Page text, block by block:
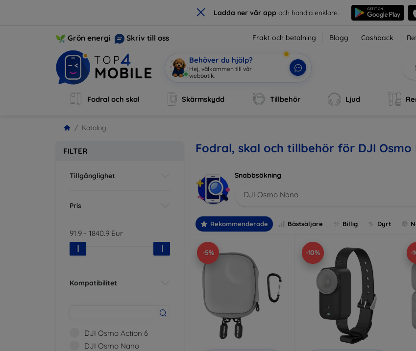
× Ladda ner vår app och handla enklare.
Grön energi Skriv till oss Frakt och betalning Blogg Cashback
Behöver du hjälp?
Jag är M|
Fodral och skal Skärmskydd Tillbehör Ljud
Katalog
FILTER
Tillgänglighet
Pris
91.9 - 1840.9 Eur
Kompatibilitet
DJI Osmo Action 6
DJI Osmo Nano
Fodral, skal och tillbehör för DJI Osmo
Snabbsökning
DJI Osmo Nano
Rekommenderade Bästsäljare Billig Dyrt
-5% -10% -